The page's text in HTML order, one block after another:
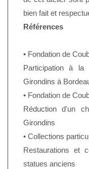
bien fait et
Références
• Fondation de
Participation à la
Girondins à
• Fondation de
Réduction d'un
Girondins
• Collections
Restaurations et
statues anciens